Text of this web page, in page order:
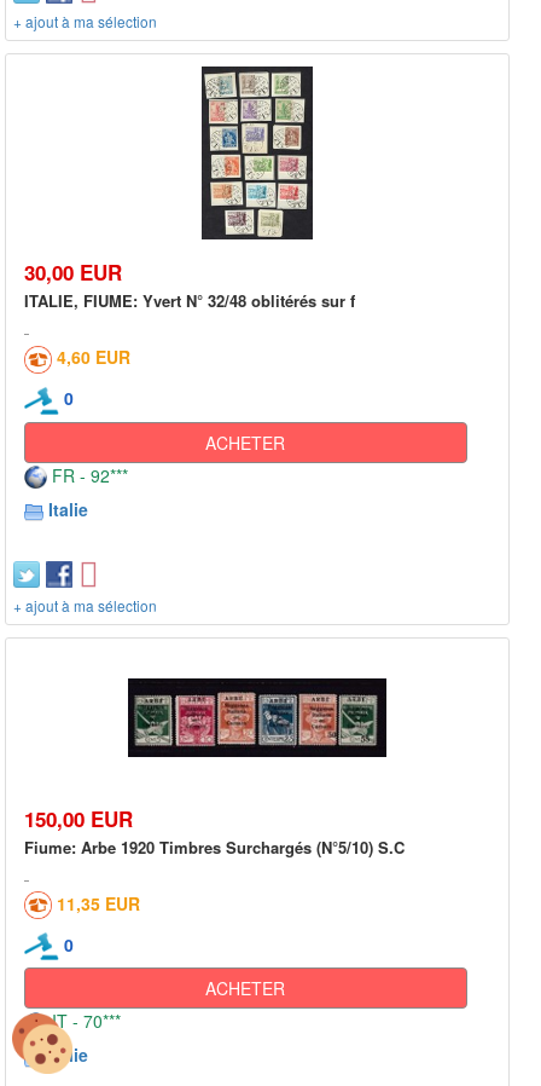
+ ajout à ma sélection
30,00 EUR
ITALIE, FIUME: Yvert N° 32/48 oblitérés sur f
4,60 EUR
0
ACHETER
FR - 92***
Italie
+ ajout à ma sélection
150,00 EUR
Fiume: Arbe 1920 Timbres Surchargés (N°5/10) S.C
11,35 EUR
0
ACHETER
IT - 70***
Italie